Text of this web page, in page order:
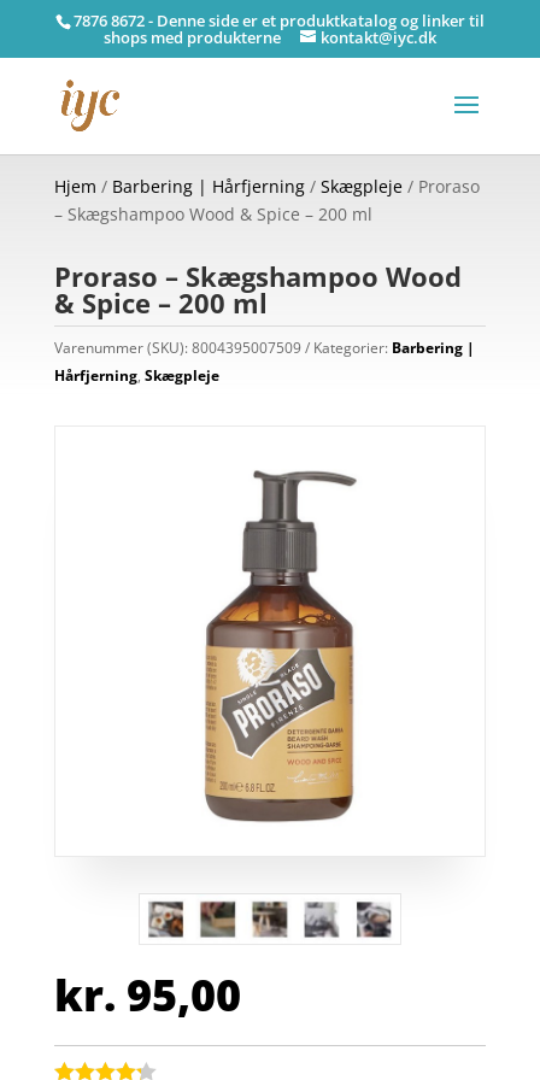
7876 8672 - Denne side er et produktkatalog og linker til
shops med produkterne kontakt@iyc.dk
Hjem / Barbering | Hårfjerning/ Skægpleje/ Proraso
– Skægshampoo Wood & Spice – 200 ml
Proraso – Skægshampoo Wood
& Spice – 200 ml
Varenummer (SKU):8004395007509 Kategorier: Barbering |
Hårfjerning, Skægpleje
kr. 95,00